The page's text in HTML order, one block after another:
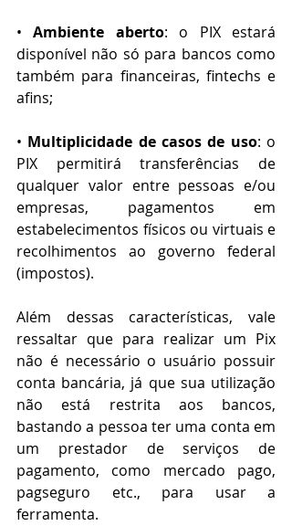
• Ambiente aberto: o PIX estará
disponível não só para bancos como
também para financeiras, fintechs e
afins;
• Multiplicidade de casos de uso: o
PIX permitirá transferências de
qualquer valor entre pessoas e/ou
empresas, pagamentos em
estabelecimentos físicos ou virtuais e
recolhimentos ao governo federal
(impostos).
Além dessas características, vale
ressaltar que para realizar um Pix
não é necessário o usuário possuir
conta bancária, já que sua utilização
não está restrita aos bancos,
bastando a pessoa ter uma conta em
um prestador de serviços de
pagamento, como mercado pago,
pagseguro etc., para usar a
ferramenta.